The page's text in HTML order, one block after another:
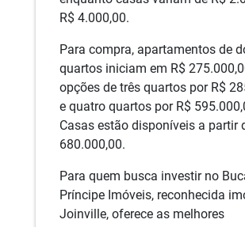
R$ 4.000,00.
Para compra, apartamentos de
quartos iniciam em R$
opções de três quartos por R$
e quatro quartos por R$
Casas estão disponíveis a partir
680.000,00.
Para quem busca investir no
Príncipe Imóveis, reconhecida
Joinville, oferece as melhores